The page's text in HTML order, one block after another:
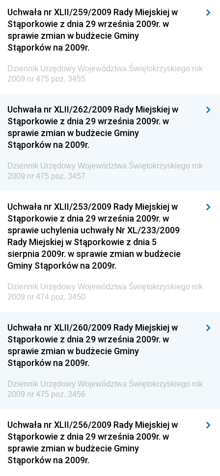
Dziennik Urzędowy Ministerstwa Kultury, Dziedzictwa
Narodowego i Sportu
Dziennik Urzędowy Ministra Finansów, Funduszy i
Dziennik Urzędowy Ministra Rozwoju, Pracy i
Dziennik Urzędowy Ministra Kultury, Dziedzictwa
Narodowego i Sportu
Dziennik Urzędowy Ministra Rodziny i Polityki
Społecznej
Dziennik Urzędowy Komendy Głównej Straży
Granicznej
Drogowego
Dziennik Urzędowy Narodowego Banku Polskiego
Dziennik Urzędowy Komendy Głównej Policji
Dziennik Urzędowy Ministra Pracy i Polityki
Społecznej
Dziennik Urzędowy Ministra Transportu, Budownictwa
i Gospodarki Morskiej
Dziennik Urzędowy Ministra Spraw Zagranicznych
Dziennik Urzędowy Centralnego Biura
Antykorupcyjnego
Wewnętrznego
Dziennik Urzędowy Urzędu Patentowego
Dziennik Urzędowy Generalnej Dyrekcji Dróg
Krajowych i Autostrad
Dziennik Urzędowy Ministra Środowiska
Uchwała nr XLII/259/2009 Rady Miejskiej w
Stąporkowie z dnia 29 września 2009r. w
sprawie zmian w budżecie Gminy
Stąporków na 2009r.
Dziennik Urzędowy Województwa Świętokrzyskiego rok
2009 nr 475 poz. 3455
Uchwała nr XLII/262/2009 Rady Miejskiej w
Stąporkowie z dnia 29 września 2009r. w
sprawie zmian w budżecie Gminy
Stąporków na 2009r.
Dziennik Urzędowy Województwa Świętokrzyskiego rok
2009 nr 475 poz. 3457
Uchwała nr XLII/253/2009 Rady Miejskiej w
Stąporkowie z dnia 29 września 2009r. w
sprawie uchylenia uchwały Nr XL/233/2009
Rady Miejskiej w Stąporkowie z dnia 5
sierpnia 2009r. w sprawie zmian w budżecie
Gminy Stąporków na 2009r.
Dziennik Urzędowy Województwa Świętokrzyskiego rok
2009 nr 474 poz. 3450
Uchwała nr XLII/260/2009 Rady Miejskiej w
Stąporkowie z dnia 29 września 2009r. w
sprawie zmian w budżecie Gminy
Stąporków na 2009r.
Dziennik Urzędowy Województwa Świętokrzyskiego rok
2009 nr 475 poz. 3456
Uchwała nr XLII/256/2009 Rady Miejskiej w
Stąporkowie z dnia 29 września 2009r. w
sprawie zmian w budżecie Gminy
Stąporków na 2009r.